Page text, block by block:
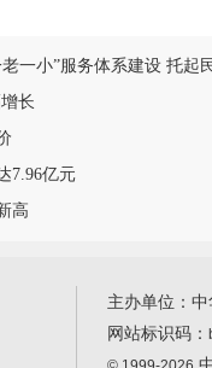
一小”服务体系建设 托起
长
7.96亿元
高
主办单位：
网站标识码：